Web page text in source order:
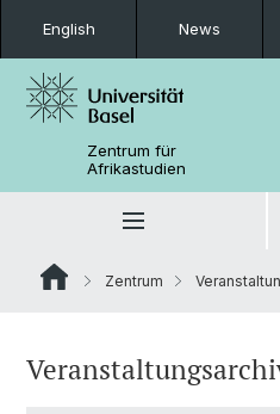
English News
Zentrum für
Afrikastudien
Zentrum